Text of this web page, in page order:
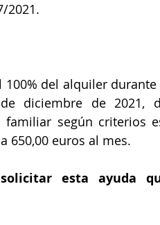
2021.
100% del alquiler
diciembre de 2021,
según criterios
650,00 euros al mes.
esta ayuda